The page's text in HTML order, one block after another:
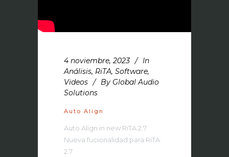
4 noviembre, 2023
In
Análisis, RiTA, Software,
Videos
By Global Audio
Solutions
Auto Align
Auto Align in new RiTA 2.7
Nueva fucionalidad para RiTA
2.7